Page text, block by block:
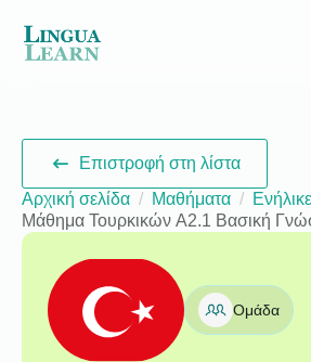
Επιστροφή στη λίστα
Αρχική σελίδα
Μαθήματα
Μάθημα Τουρκικών A2.1 Βασική
Ομάδα